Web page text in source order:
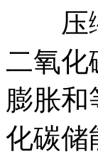
压缩
二氧化
膨胀
化碳储